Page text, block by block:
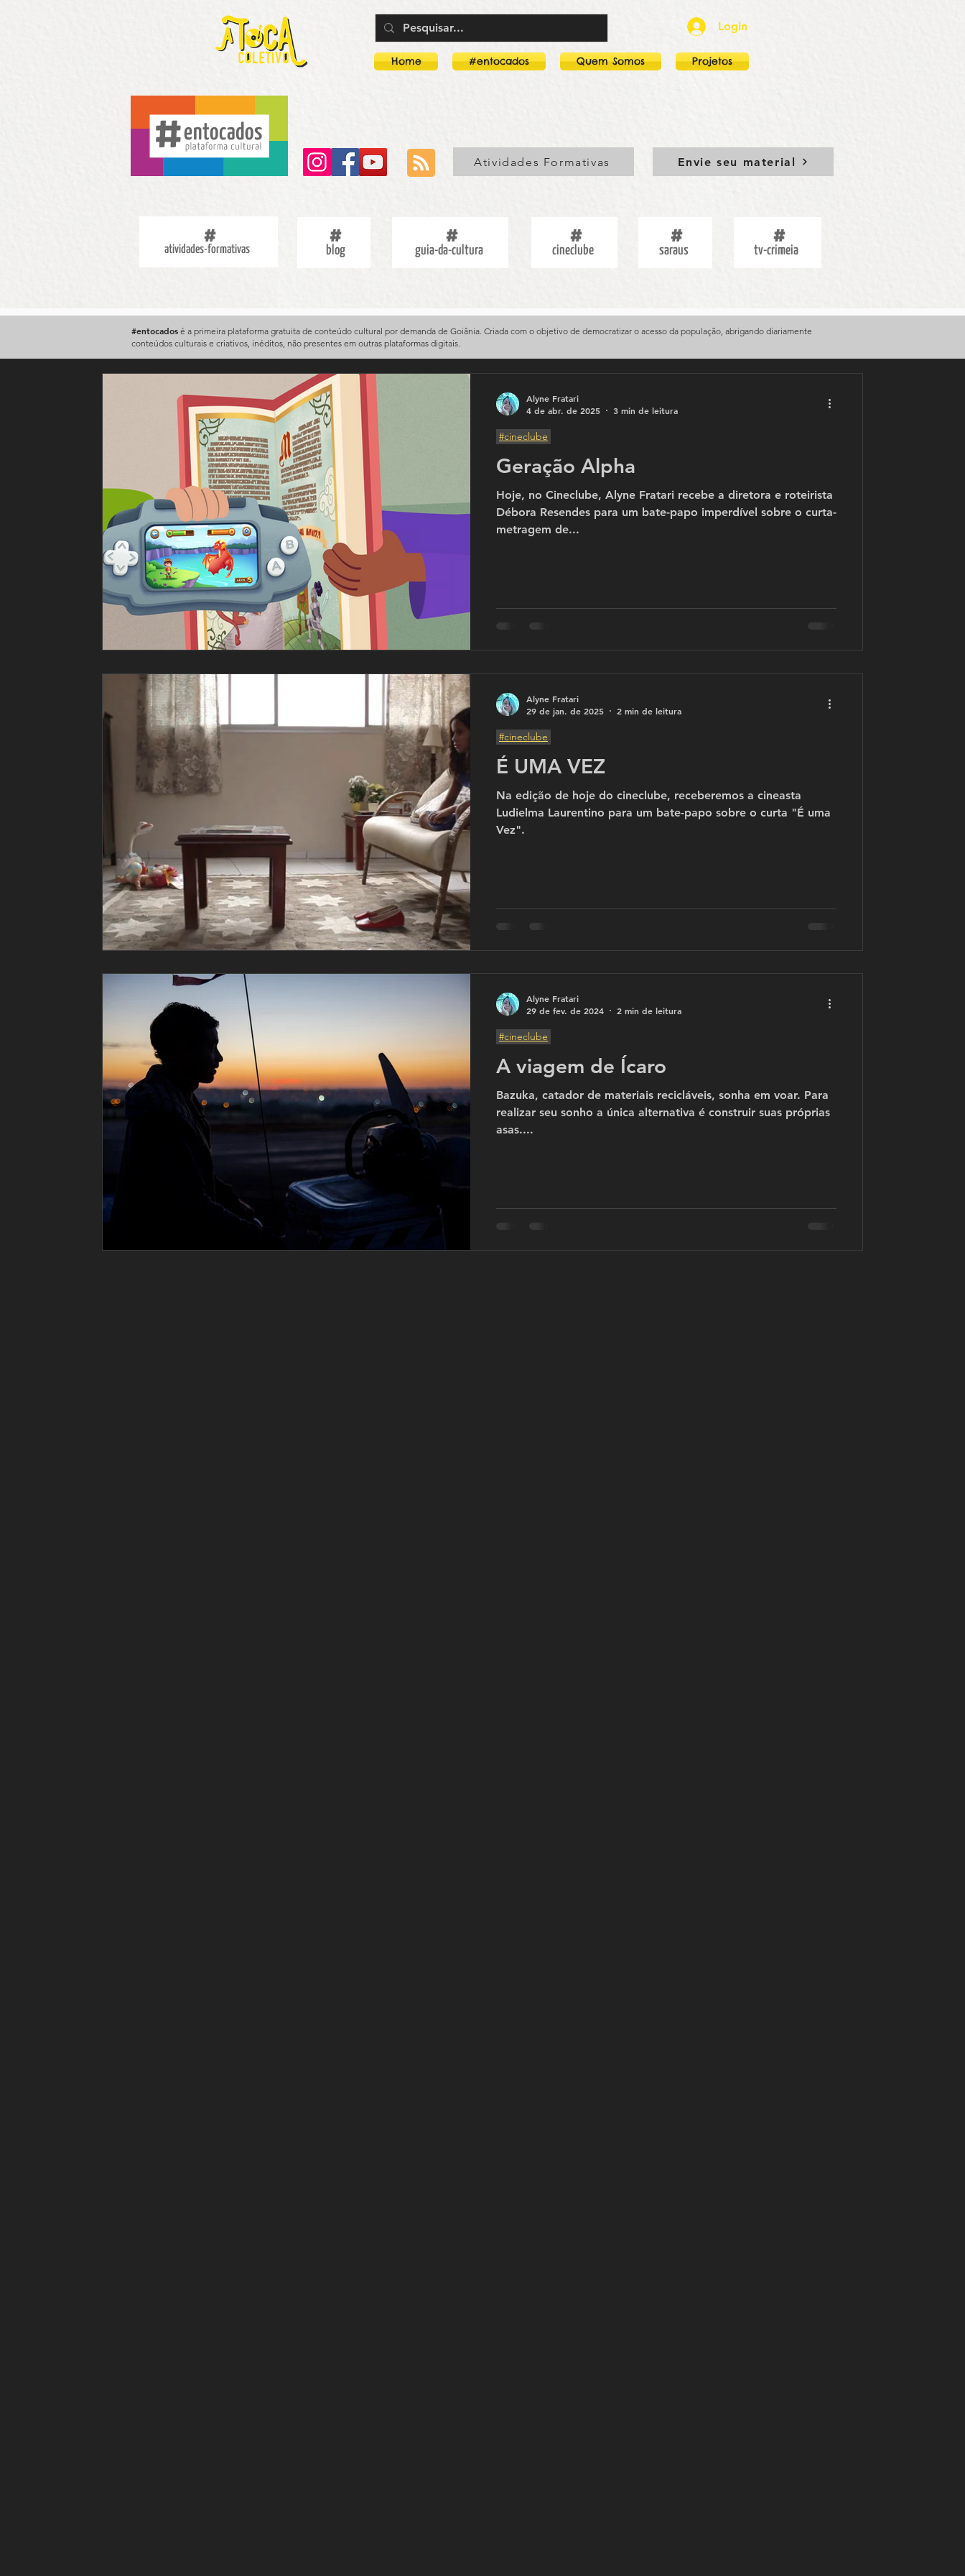
Login
Home #entocados Quem Somos Projetos
Atividades Formativas Envie seu material
atividades-formativas blog guia-da-cultura cineclube saraus tv-crimeia
#entocados é a primeira plataforma gratuita de conteúdo cultural por demanda de Goiânia. Criada com o objetivo de democratizar o acesso da população, abrigando diariamente
conteúdos culturais e criativos, inéditos, não presentes em outras plataformas digitais.
Geração Alpha
Hoje, no Cineclube, Alyne Fratari recebe a diretora e roteirista
Débora Resendes para um bate-papo imperdível sobre o curta-
metragem de...
#cineclube
Alyne Fratari
4 de abr. de 2025
3 min de leitura
É UMA VEZ
Na edição de hoje do cineclube, receberemos a cineasta
Ludielma Laurentino para um bate-papo sobre o curta "É uma
Vez".
#cineclube
Alyne Fratari
29 de jan. de 2025
2 min de leitura
A viagem de Ícaro
Bazuka, catador de materiais recicláveis, sonha em voar. Para
realizar seu sonho a única alternativa é construir suas próprias
asas....
#cineclube
Alyne Fratari
29 de fev. de 2024
2 min de leitura